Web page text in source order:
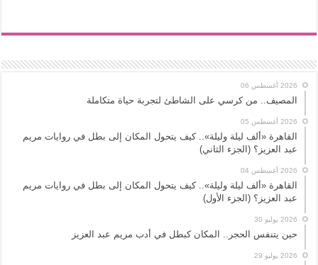
2026 أغسطس 06
المصيف.. من كرسي على الشاطئ لتجربة حياة متكاملة
2026 أغسطس 05
القاهرة «ألف ليلة وليلة».. كيف يتحول المكان إلى بطل في روايات مريم
عبد العزيز؟ (الجزء الثاني)
2026 أغسطس 04
القاهرة «ألف ليلة وليلة».. كيف يتحول المكان إلى بطل في روايات مريم
عبد العزيز؟ (الجزء الأول)
2026 يوليو 30
حين يتنفس الحجر.. المكان كبطل في أدب مريم عبد العزيز
2026 يوليو 29